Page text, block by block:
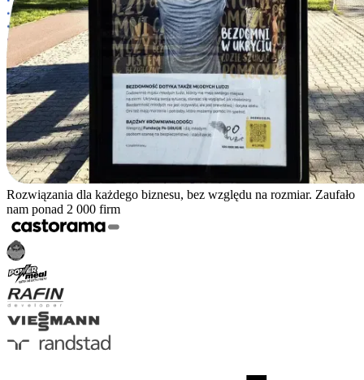
Rozwiązania dla każdego biznesu, bez względu na rozmiar. Zaufało
nam ponad 2 000 firm